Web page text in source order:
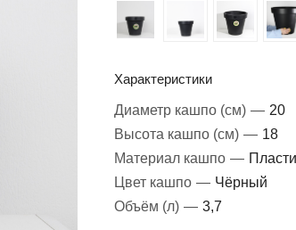
Характеристики
Диаметр кашпо (см) — 20
Высота кашпо (см) — 18
Материал кашпо —
Цвет кашпо — Чёрный
Объём (л) — 3,7